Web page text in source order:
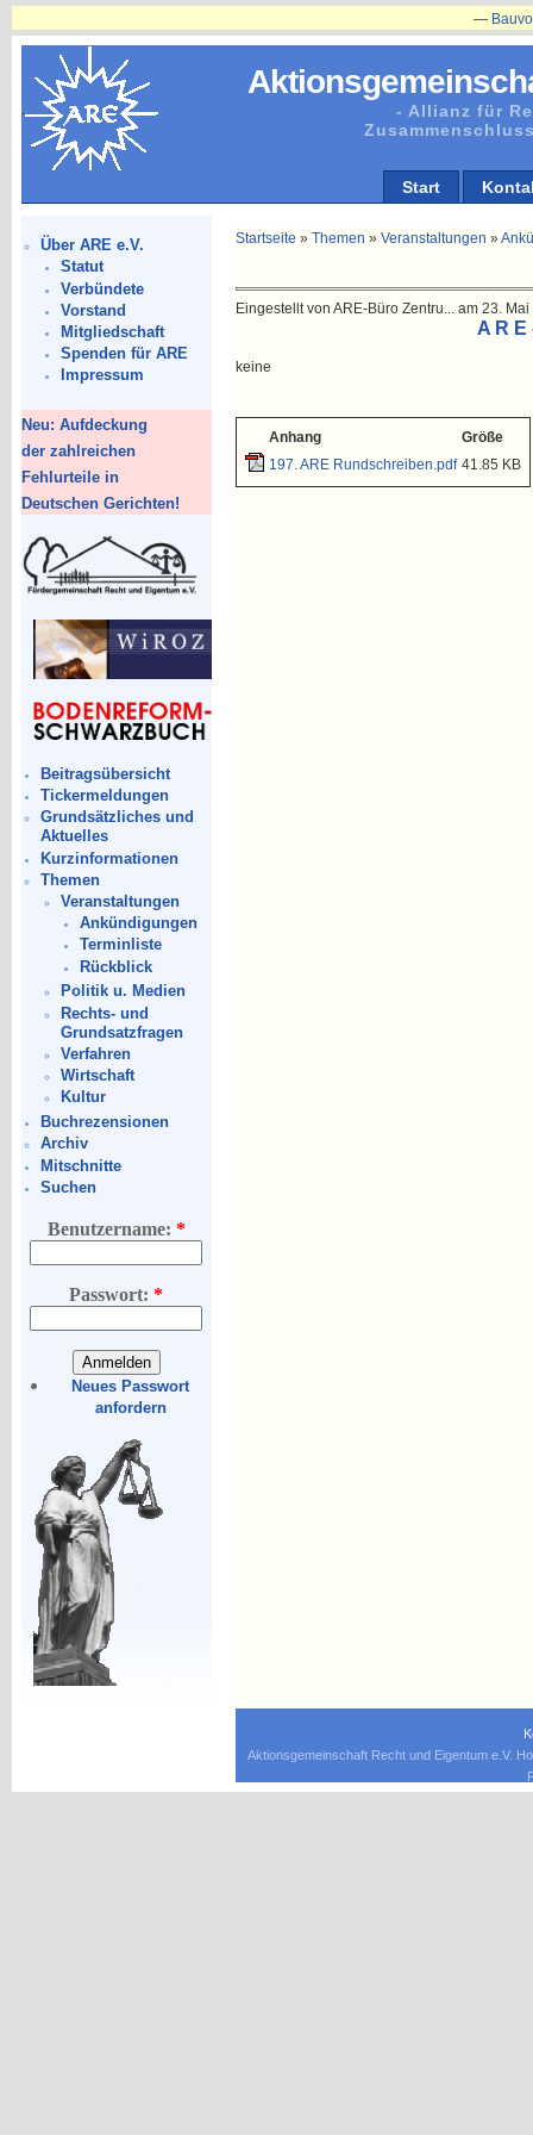
- Allianz für
Start
Über ARE e.V.
Statut
Verbündete
Vorstand
Mitgliedschaft
Spenden für ARE
Impressum
Neu: Aufdeckung
der zahlreichen
Fehlurteile in
Deutschen Gerichten!
Beitragsübersicht
Tickermeldungen
Grundsätzliches und
Aktuelles
Kurzinformationen
Themen
Veranstaltungen
Ankündigungen
Terminliste
Rückblick
Politik u. Medien
Rechts- und
Grundsatzfragen
Verfahren
Wirtschaft
Kultur
Buchrezensionen
Archiv
Mitschnitte
Suchen
Benutzername: *
Passwort:*
Neues Passwort
anfordern
Startseite » Themen » Veranstaltungen »
Eingestellt von ARE-Büro Zentru... am 23.
A R
keine
Anhang
Größe
197. ARE Rundschreiben.pdf 41.85 KB
Aktionsgemeinschaft Recht und Eigentum e.V.